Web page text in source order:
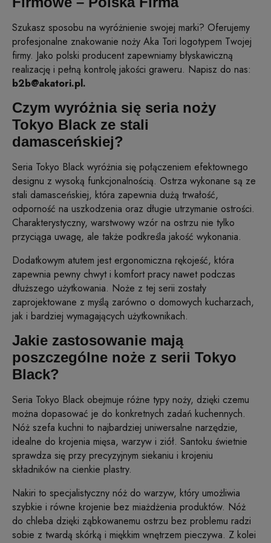
Szukasz sposobu na wyróżnienie swojej marki? Oferujemy
profesjonalne znakowanie noży Aka Tori logotypem Twojej
firmy. Jako polski producent zapewniamy błyskawiczną
realizację i pełną kontrolę jakości graweru. Napisz do nas:
b2b@akatori.pl.
Czym wyróżnia się seria noży
Tokyo Black ze stali
damasceńskiej?
Seria Tokyo Black wyróżnia się połączeniem efektownego
designu z wysoką funkcjonalnością. Ostrza wykonane są ze
stali damasceńskiej, która zapewnia dużą trwałość,
odporność na uszkodzenia oraz długie utrzymanie ostrości.
Charakterystyczny, warstwowy wzór na ostrzu nie tylko
przyciąga uwagę, ale także podkreśla jakość wykonania.
Dodatkowym atutem jest ergonomiczna rękojeść, która
zapewnia pewny chwyt i komfort pracy nawet podczas
dłuższego użytkowania. Noże z tej serii zostały
zaprojektowane z myślą zarówno o domowych kucharzach,
jak i bardziej wymagających użytkownikach.
Jakie zastosowanie mają
poszczególne noże z serii Tokyo
Black?
Seria Tokyo Black obejmuje różne typy noży, dzięki czemu
można dopasować je do konkretnych zadań kuchennych.
Nóż szefa kuchni to najbardziej uniwersalne narzędzie,
idealne do krojenia mięsa, warzyw i ziół. Santoku świetnie
sprawdza się przy precyzyjnym siekaniu i krojeniu
składników na cienkie plastry.
Nakiri to specjalistyczny nóż do warzyw, który umożliwia
szybkie i równe krojenie bez miażdżenia produktów. Nóż
do chleba dzięki ząbkowanemu ostrzu bez problemu radzi
sobie z twardą skórką i miękkim wnętrzem pieczywa. Z kolei